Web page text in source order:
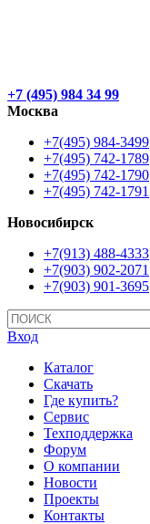
+7 (495) 984 34 99
Москва
+7(495) 984-3499
+7(495) 742-1789
+7(495) 742-1790
+7(495) 742-1791
Новосибирск
+7(913) 488-4333
+7(903) 902-2071
+7(903) 901-3695
Вход
Каталог
Скачать
Где купить?
Сервис
Техподдержка
Форум
О компании
Новости
Проекты
Контакты